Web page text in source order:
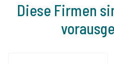
Diese Firmen